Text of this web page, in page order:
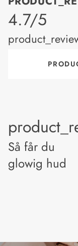
4.7/5
Så får du
glowig hud